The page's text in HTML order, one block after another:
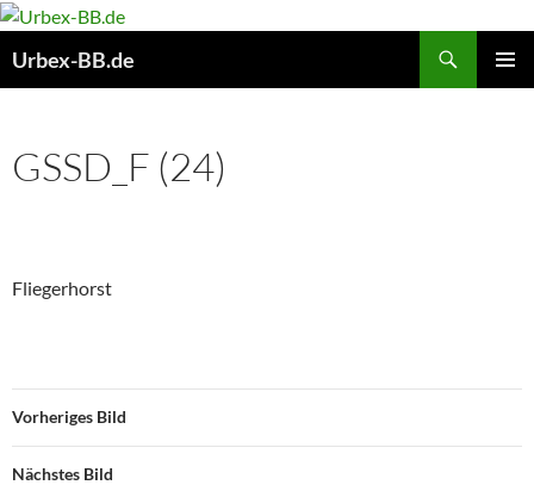
Urbex-BB.de
GSSD_F (24)
Fliegerhorst
Vorheriges Bild
Nächstes Bild